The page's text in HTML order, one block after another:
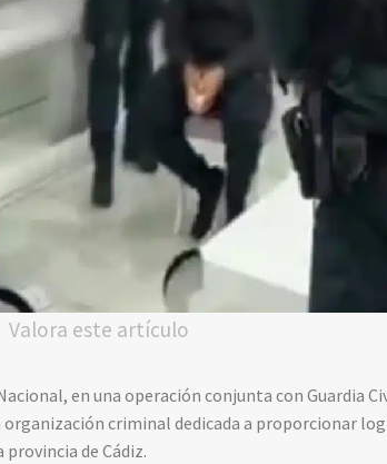
Valora este artículo
en una operación conjunta con Guardia
organización criminal dedicada a proporcionar
de Cádiz.